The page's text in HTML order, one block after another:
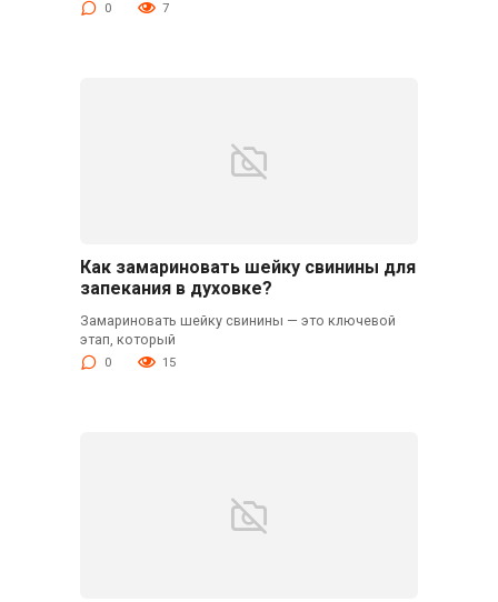
0 7
Как замариновать шейку свинины для
запекания в духовке?
Замариновать шейку свинины — это ключевой
этап, который
0 15